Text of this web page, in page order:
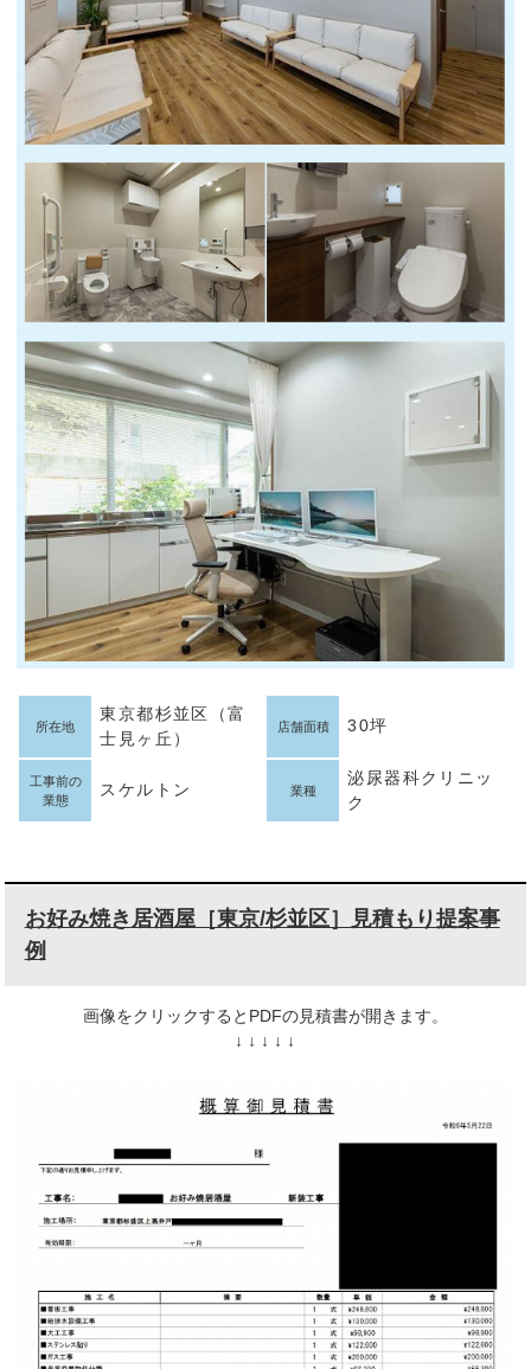
所在地
東京都杉並区（富
士見ヶ丘）
店舗面積 30坪
工事前の
業態
スケルトン 業種
泌尿器科クリニッ
ク
お好み焼き居酒屋［東京/杉並区］見積もり提案事
例
画像をクリックするとPDFの見積書が開きます。
↓ ↓ ↓ ↓ ↓